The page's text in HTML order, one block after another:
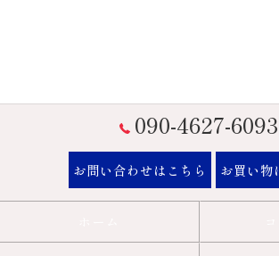
090-4627-6093
お問い合わせはこちら お買い物